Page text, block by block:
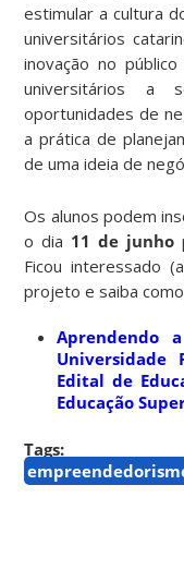
estimular a cultura
universitários
inovação no
universitários a
oportunidades de
a prática de
de uma ideia de
Os alunos podem
o dia 11 de junho
Ficou interessado
projeto e saiba
Aprendendo
Universidade
Edital de
Educação
Tags: